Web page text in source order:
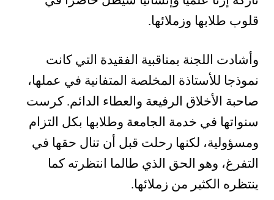
قلوب طلابها وزملائها.
وأشادت اللجنة بمناقبية الفقيدة التي كانت
نموذجا للأستاذة المخلصة المتفانية في عملها،
صاحبة الأخلاق الرفيعة والعطاء الدائم. كرست
سنواتها في خدمة الجامعة وطلابها بكل التزام
ومسؤولية، لكنها رحلت قبل أن تنال حقها في
التفرغ، وهو الحق الذي طالما انتظرته كما
ينتظره الكثير من زملائها.